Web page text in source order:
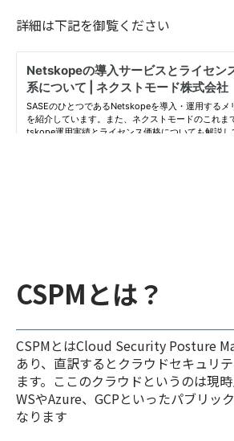
詳細は下記を御覧ください
CSPMとは？
CSPMとはCloud Security Posture
あり、直訳するとクラウドセキュリ
ます。ここのクラウドというのは現
WSやAzure、GCPといったパブリッ
なります